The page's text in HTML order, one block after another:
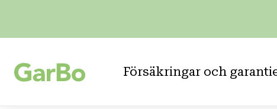
Försäkringar och